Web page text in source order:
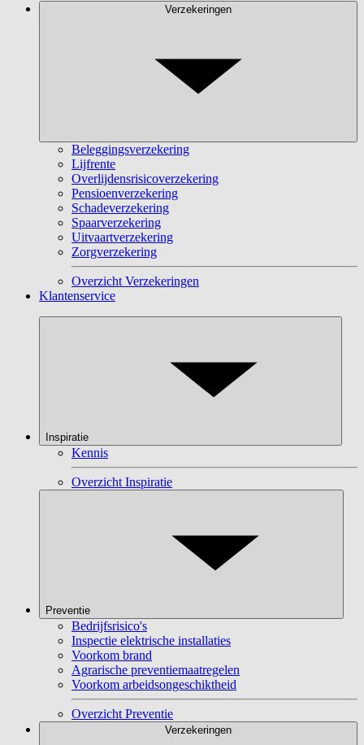
Verzekeringen
Beleggingsverzekering
Lijfrente
Overlijdensrisicoverzekering
Pensioenverzekering
Schadeverzekering
Spaarverzekering
Uitvaartverzekering
Zorgverzekering
Overzicht Verzekeringen
Klantenservice
Inspiratie
Kennis
Overzicht Inspiratie
Preventie
Bedrijfsrisico's
Inspectie elektrische installaties
Voorkom brand
Agrarische preventiemaatregelen
Voorkom arbeidsongeschiktheid
Overzicht Preventie
Verzekeringen